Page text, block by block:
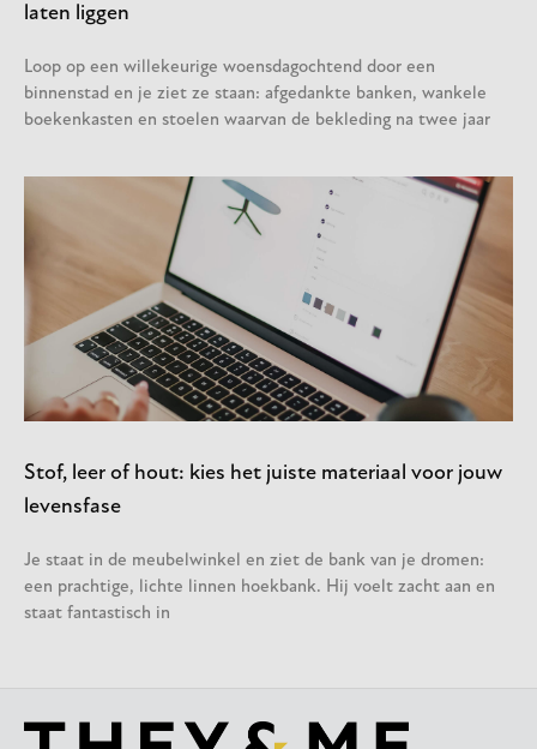
laten liggen
Loop op een willekeurige woensdagochtend door een
binnenstad en je ziet ze staan: afgedankte banken, wankele
boekenkasten en stoelen waarvan de bekleding na twee jaar
Stof, leer of hout: kies het juiste materiaal voor jouw
levensfase
Je staat in de meubelwinkel en ziet de bank van je dromen:
een prachtige, lichte linnen hoekbank. Hij voelt zacht aan en
staat fantastisch in